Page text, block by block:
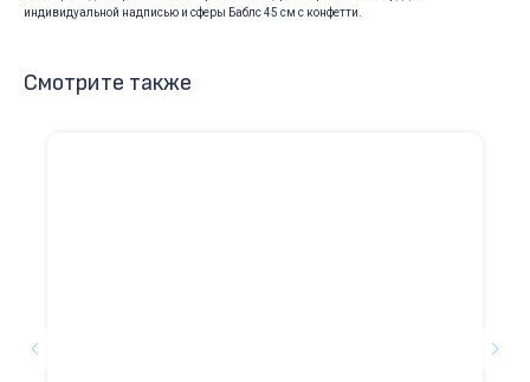
индивидуальной надписью и сферы Баблс 45 см с конфетти.
Смотрите также